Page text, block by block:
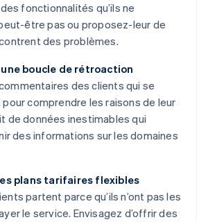
fonctionnalités qu’ils ne
être pas ou proposez-leur de
des problèmes.
boucle de rétroaction
des clients qui se
comprendre les raisons de leur
de données inestimables qui
des informations sur les domaines
plans tarifaires flexibles
partent parce qu’ils n’ont pas les
le service. Envisagez d’offrir des